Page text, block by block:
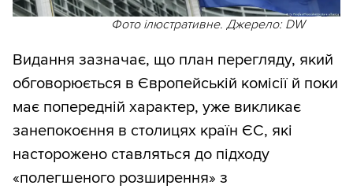
Фото ілюстративне. Джерело: DW
Видання зазначає, що план перегляду, який
обговорюється в Європейській комісії й поки
має попередній характер, уже викликає
занепокоєння в столицях країн ЄС, які
насторожено ставляться до підходу
«полегшеного розширення» з